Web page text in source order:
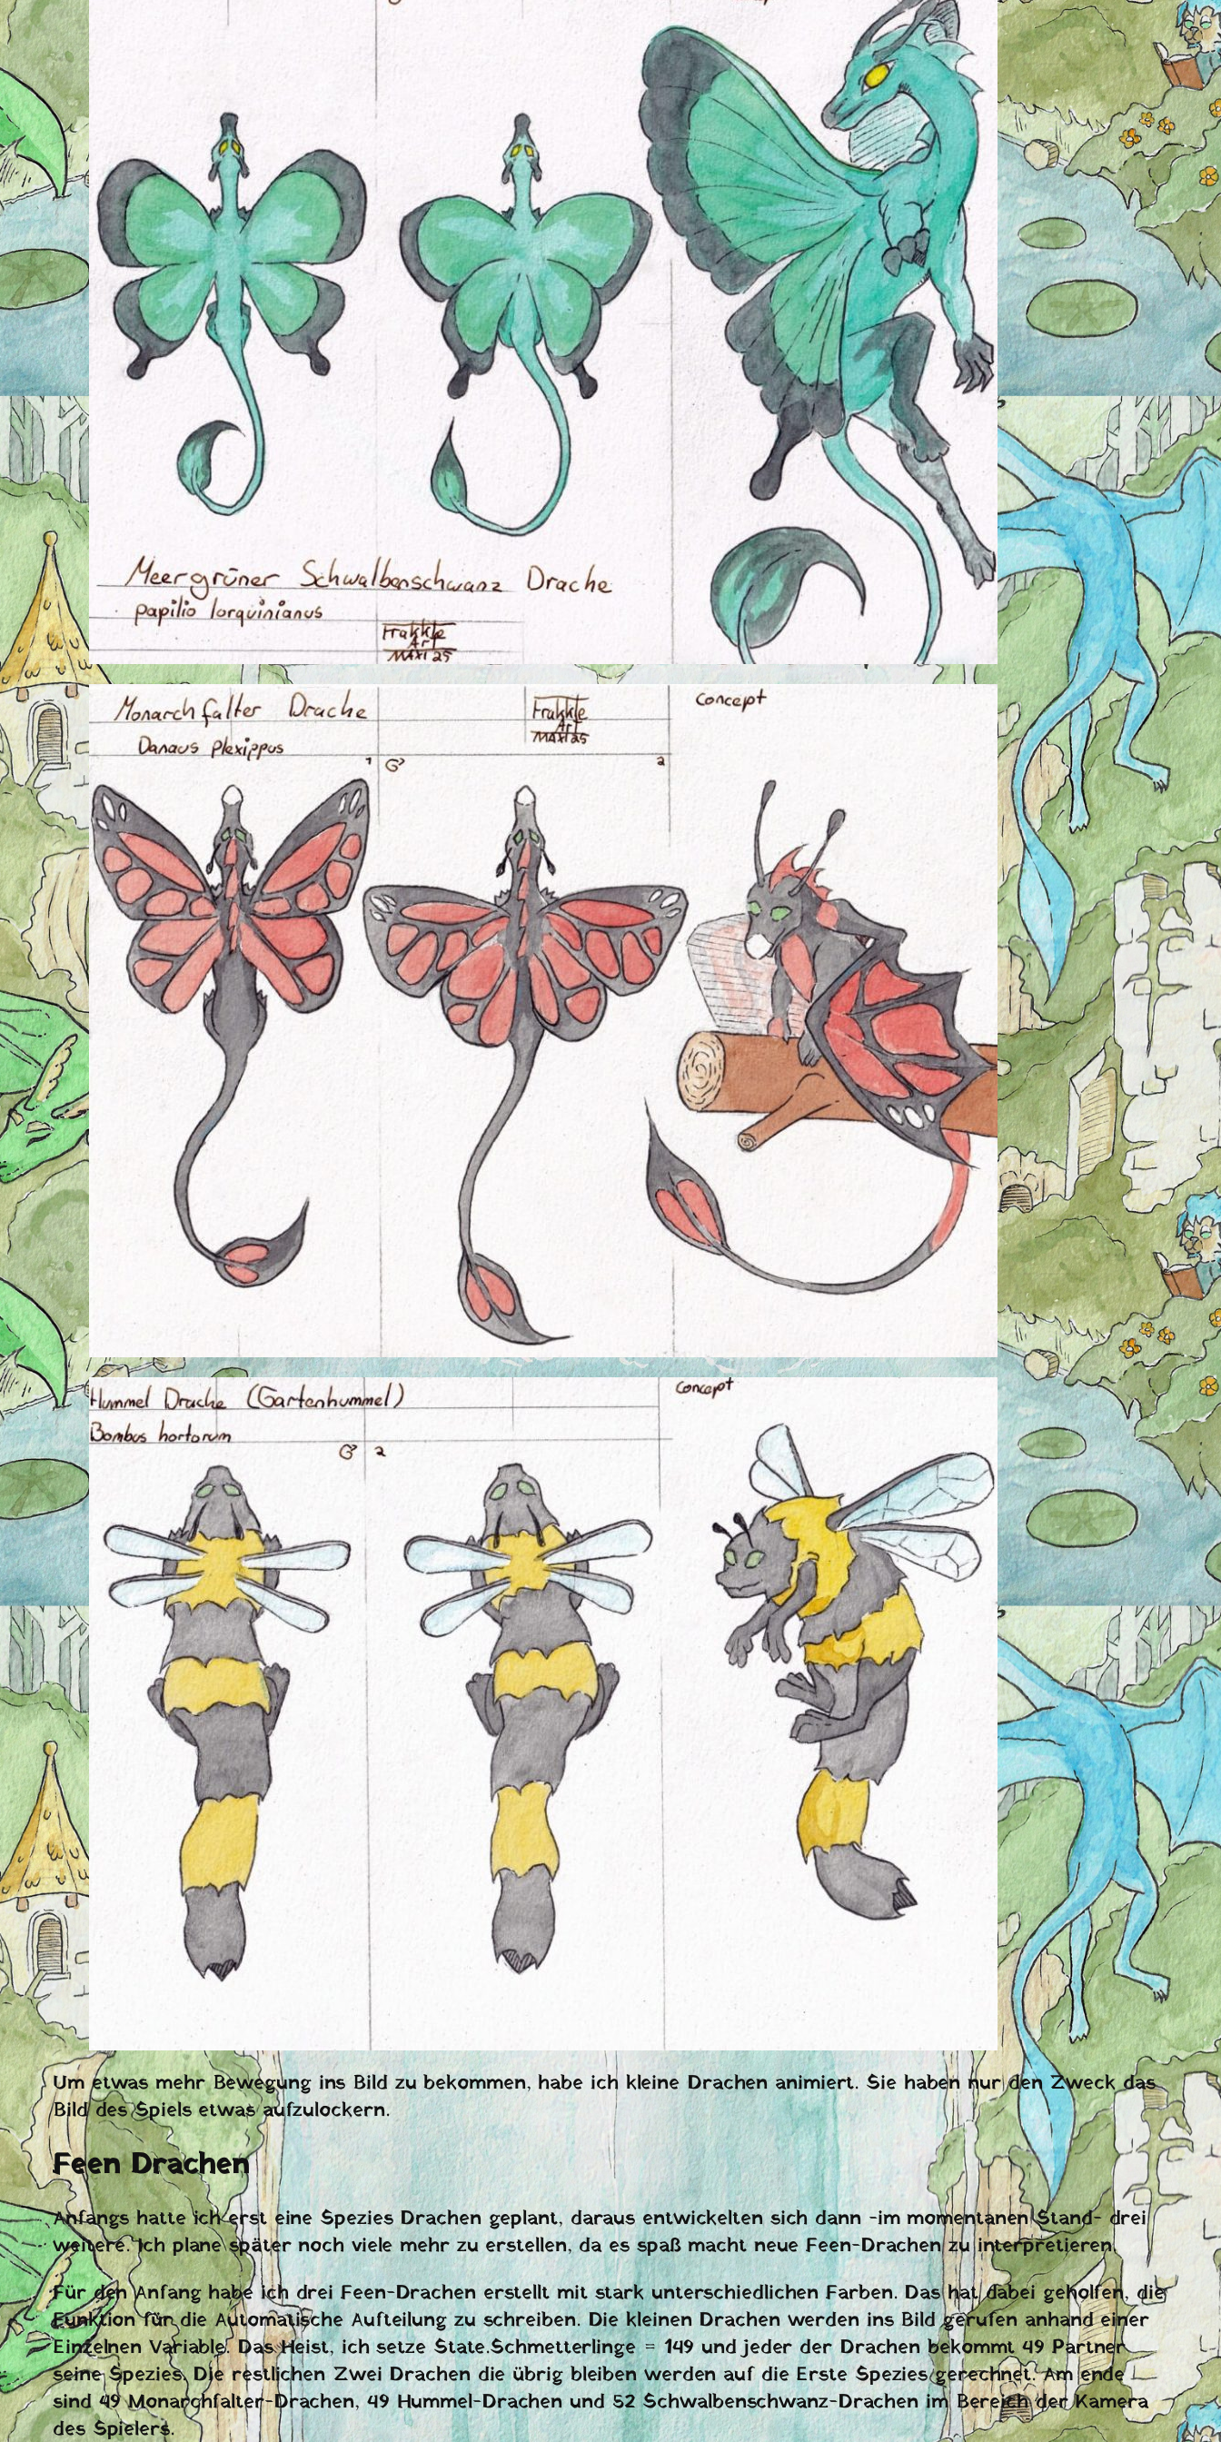
Um etwas mehr Bewegung ins Bild zu bekommen, habe ich kleine Drachen animiert. Sie haben nur den Zweck das
Bild des Spiels etwas aufzulockern.
Feen Drachen
Anfangs hatte ich erst eine Spezies Drachen geplant, daraus entwickelten sich dann -im momentanen Stand- drei
weitere. Ich plane später noch viele mehr zu erstellen, da es spaß macht neue Feen-Drachen zu interpretieren.
Für den Anfang habe ich drei Feen-Drachen erstellt mit stark unterschiedlichen Farben. Das hat dabei geholfen, die
Funktion für die Automatische Aufteilung zu schreiben. Die kleinen Drachen werden ins Bild gerufen anhand einer
Einzelnen Variable. Das Heist, ich setze State.Schmetterlinge = 149 und jeder der Drachen bekommt 49 Partner
seine Spezies. Die restlichen Zwei Drachen die übrig bleiben werden auf die Erste Spezies gerechnet. Am ende
sind 49 Monarchfalter-Drachen, 49 Hummel-Drachen und 52 Schwalbenschwanz-Drachen im Bereich der Kamera
des Spielers.